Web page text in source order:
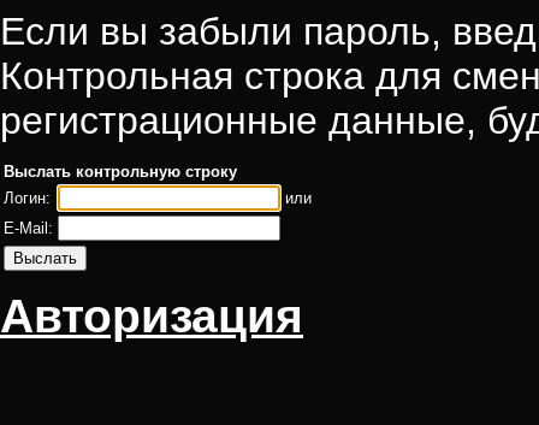
Если вы забыли пароль,
Контрольная строка для
регистрационные данные,
Выслать контрольную строку
Логин:
или
E-Mail:
Авторизация